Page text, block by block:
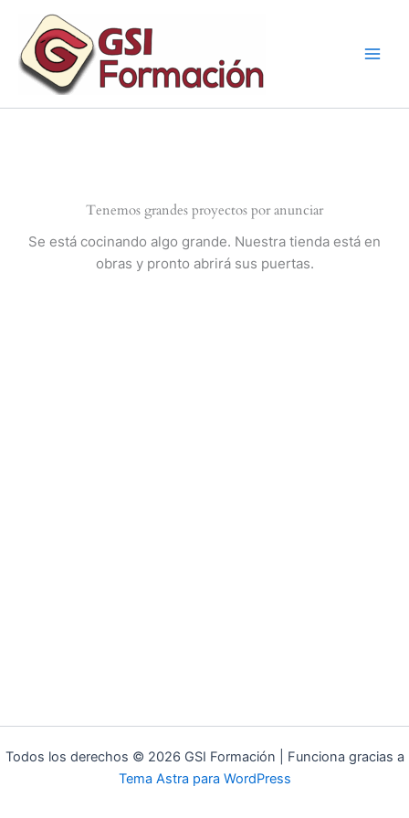
contenido
Tenemos grandes proyectos por anunciar
Se está cocinando algo grande. Nuestra tienda está en
obras y pronto abrirá sus puertas.
Todos los derechos © 2026 GSI Formación | Funciona gracias a
Tema Astra para WordPress